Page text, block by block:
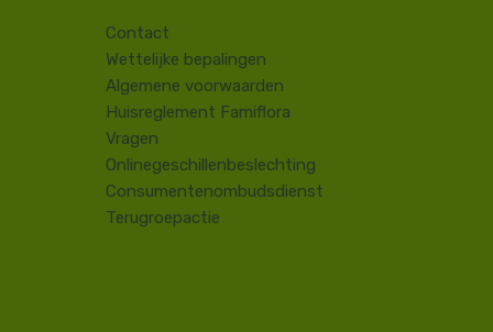
Contact
​Wettelijke bepalingen
Algemene voorwaarden
Huisreglement Famiflora
Vragen
Onlinegeschillenbeslechting
Consumentenombudsdienst
Terugroepactie